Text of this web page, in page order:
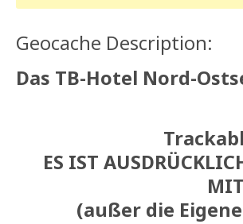
Geocache Description:
Das TB-Hotel Nord-
ES IST
(außer die